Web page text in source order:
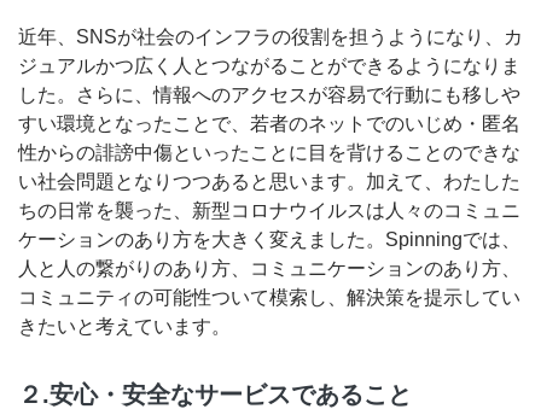
近年、SNSが社会のインフラの役割を担うようになり、カ
ジュアルかつ広く人とつながることができるようになりま
した。さらに、情報へのアクセスが容易で行動にも移しや
すい環境となったことで、若者のネットでのいじめ・匿名
性からの誹謗中傷といったことに目を背けることのできな
い社会問題となりつつあると思います。加えて、わたした
ちの日常を襲った、新型コロナウイルスは人々のコミュニ
ケーションのあり方を大きく変えました。Spinningでは、
人と人の繋がりのあり方、コミュニケーションのあり方、
コミュニティの可能性ついて模索し、解決策を提示してい
きたいと考えています。
２.安心・安全なサービスであること